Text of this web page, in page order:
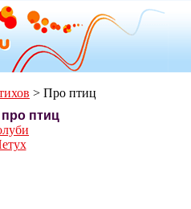
> Про птиц
птиц